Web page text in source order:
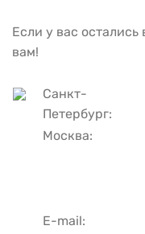
Если у вас
вам!
Санкт-
Петербург:
Москва:
E-mail: